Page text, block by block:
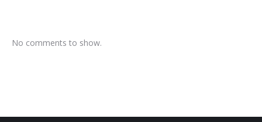
No comments to show.